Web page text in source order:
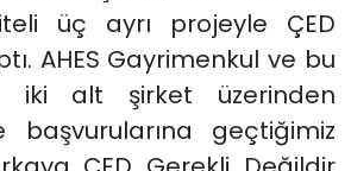
üç ayrı projeyle ÇED
AHES Gayrimenkul ve bu
iki alt şirket üzerinden
başvurularına geçtiğimiz